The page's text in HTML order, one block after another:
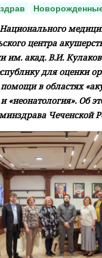
центра
им. акад. В.И.
для оценки
в областях
«неонатология». Об
Чеченской